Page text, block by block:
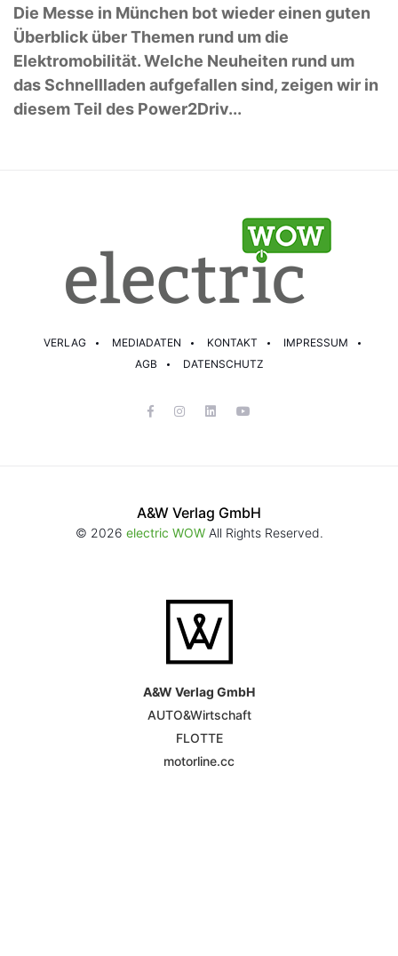
Die Messe in München bot wieder einen guten
Überblick über Themen rund um die
Elektromobilität. Welche Neuheiten rund um
das Schnellladen aufgefallen sind, zeigen wir in
diesem Teil des Power2Driv...
VERLAG MEDIADATEN KONTAKT
IMPRESSUM
AGB
DATENSCHUTZ
A&W Verlag GmbH
© 2026 electric WOWAll Rights Reserved.
A&W Verlag GmbH
AUTO&Wirtschaft
FLOTTE
motorline.cc